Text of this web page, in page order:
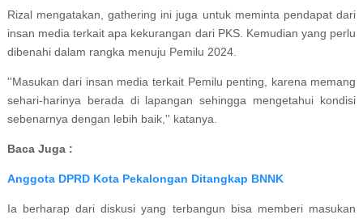
Rizal mengatakan, gathering ini juga untuk meminta pendapat dari
insan media terkait apa kekurangan dari PKS. Kemudian yang perlu
dibenahi dalam rangka menuju Pemilu 2024.
''Masukan dari insan media terkait Pemilu penting, karena memang
sehari-harinya berada di lapangan sehingga mengetahui kondisi
sebenarnya dengan lebih baik,'' katanya.
Baca Juga :
Anggota DPRD Kota Pekalongan Ditangkap BNNK
Ia berharap dari diskusi yang terbangun bisa memberi masukan